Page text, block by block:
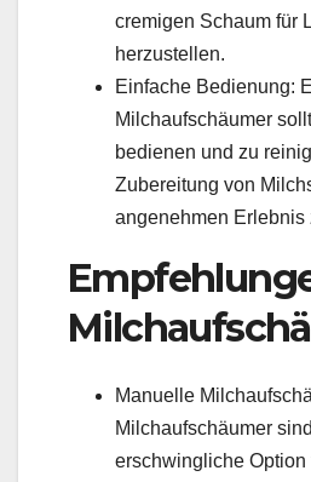
cremigen Schaum für
herzustellen.
Einfache Bedienung:
Milchaufschäumer
bedienen und zu
Zubereitung von
angenehmen Erlebnis
Manuelle
Milchaufschäumer
erschwingliche